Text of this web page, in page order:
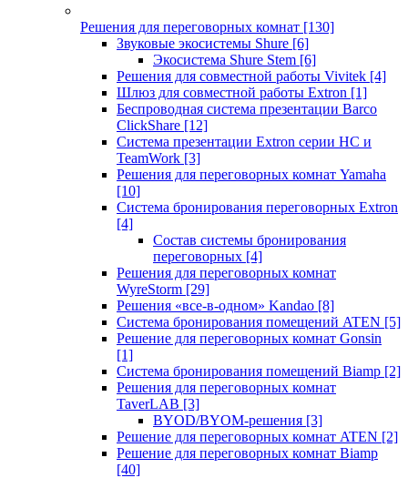
Решения для переговорных комнат [130]
Звуковые экосистемы Shure [6]
Экосистема Shure Stem [6]
Решения для совместной работы Vivitek [4]
Шлюз для совместной работы Extron [1]
Беспроводная система презентации Barco
ClickShare [12]
Система презентации Extron серии HC и
TeamWork [3]
Решения для переговорных комнат Yamaha
[10]
Система бронирования переговорных Extron
[4]
Состав системы бронирования
переговорных [4]
Решения для переговорных комнат
WyreStorm [29]
Решения «все-в-одном» Kandao [8]
Система бронирования помещений ATEN [5]
Решение для переговорных комнат Gonsin
[1]
Система бронирования помещений Biamp [2]
Решения для переговорных комнат
TaverLAB [3]
BYOD/BYOM-решения [3]
Решение для переговорных комнат ATEN [2]
Решение для переговорных комнат Biamp
[40]